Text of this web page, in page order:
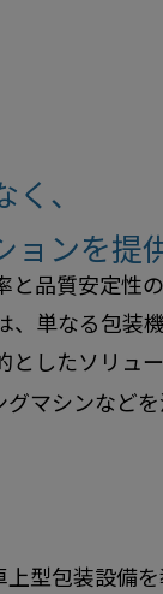
、
ョンを提
と品質安定性
、単なる包装
したソリュー
マシンなどを
型包装設備を